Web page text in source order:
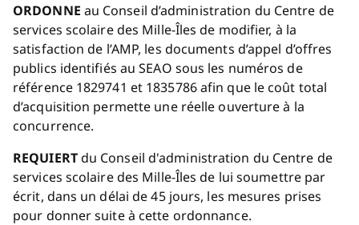
ORDONNE au Conseil d’administration du Centre de
services scolaire des Mille-Îles de modifier, à la
satisfaction de l’AMP, les documents d’appel d’offres
publics identifiés au SEAO sous les numéros de
référence 1829741 et 1835786 afin que le coût total
d’acquisition permette une réelle ouverture à la
concurrence.
REQUIERTdu Conseil d'administration du Centre de
services scolaire des Mille-Îles de lui soumettre par
écrit, dans un délai de 45 jours, les mesures prises
pour donner suite à cette ordonnance.